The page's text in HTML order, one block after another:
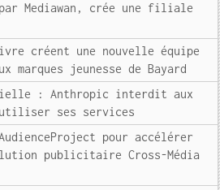
Mediawan, crée une filiale
créent une nouvelle équipe
marques jeunesse de Bayard
: Anthropic interdit aux
ses services
pour accélérer
publicitaire Cross-Média